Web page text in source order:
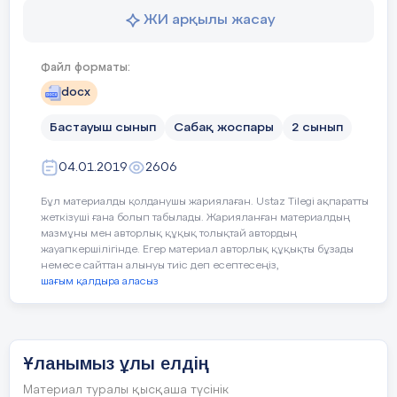
2 - жүргізуші:
Сіздерді «ЖасҰлан»
галстук
жәнетөсбелгілерінтабыстаурәсімінешақырамыз
Бүгінгіжиынныңеңжауаптысәті, ант
тапсырурәсімін «ЖасҰлан»
( «ЖасҰланның» 1 мүшесі ант береді,
қалғандары «Ант етеміз, ант етеміз, ант
етеміз» деп 3 ретқайталайды)
Мен, ____________________,
Республикалық бірыңғай «ЖасҰлан»
Қолдану
Сергіту сәті Сергіту сәті "Көңілді күн"
Ресурстар
Оқулық, суреттер, топқа бөлуге
тапсырмалар, кері байланыс, стикер.
Әдіс-тәсілдер Сұрақ-жауап, әңгімелеу, түсіндіру,
Пәнаралық
Музыка, қазақ тілі.
ЖИ арқылы жасау
Файл форматы:
docx
Бастауыш сынып Сабақ жоспары 2 сынып
04.01.2019 2606
Бұл материалды қолданушы жариялаған. Ustaz Tilegi ақпаратты
жеткізуші ғана болып табылады. Жарияланған материалдың
мазмұны мен авторлық құқық толықтай автордың
жауапкершілігінде. Егер материал авторлық құқықты бұзады
немесе сайттан алынуы тиіс деп есептесеңіз,
шағым қалдыра аласыз
Ұланымыз ұлы елдің
Материал туралы қысқаша түсінік